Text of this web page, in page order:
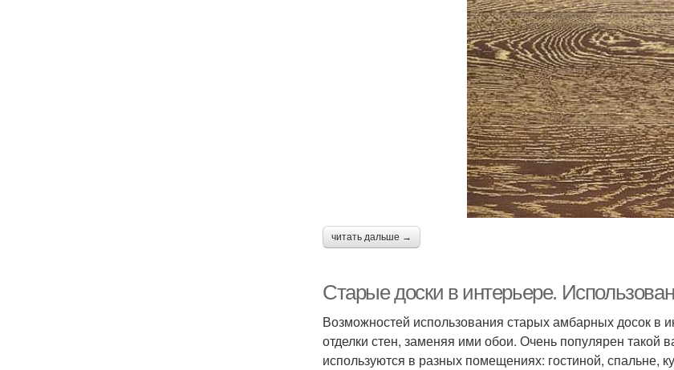
читать дальше →
Старые доски в интерьере.
Возможностей использования старых амбарных досок в
отделки стен, заменяя ими обои. Очень популярен такой
используются в разных помещениях: гостиной, спальне,